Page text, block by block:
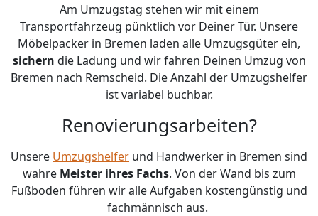
Am Umzugstag stehen wir mit einem
Transportfahrzeug pünktlich vor Deiner Tür. Unsere
Möbelpacker in Bremen laden alle Umzugsgüter ein,
sichern die Ladung und wir fahren Deinen Umzug von
Bremen nach Remscheid. Die Anzahl der Umzugshelfer
ist variabel buchbar.
Renovierungsarbeiten?
Unsere Umzugshelfer und Handwerker in Bremen sind
wahre Meister ihres Fachs. Von der Wand bis zum
Fußboden führen wir alle Aufgaben kostengünstig und
fachmännisch aus.